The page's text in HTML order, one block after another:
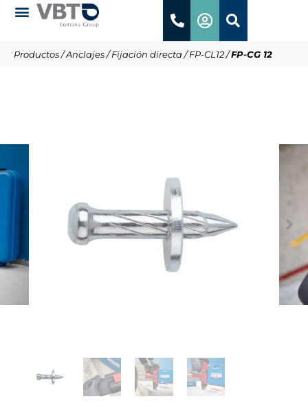
Productos/Anclajes/Fijación directa/FP-CL12/FP-CG 12